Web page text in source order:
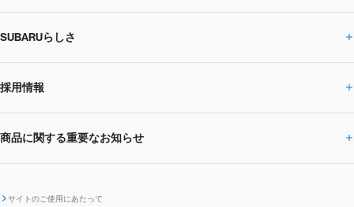
事業所・関係会社
閉じる
企業・経営
IRライブラリー
株主・投資家サポート
IRカレンダー
サステナビリティトップ
CEOサステナビリティ
環境
ガバナンス
SUBARUらしさ
SUBARUらしさトップ
SUBARUびと
SUBARUデザイン
採用情報
採用情報トップ
商品に関する重要なお知らせ
サイトのご使用にあたって